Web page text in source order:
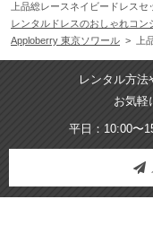
上品総レースネイビードレスセ
レンタルドレスのおしゃれコン
Apploberry 東京ソワール > 上
レンタル方
お気軽
平日：10:00〜